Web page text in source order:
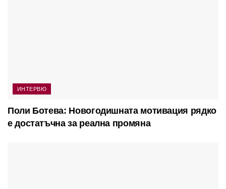
ИНТЕРВЮ
Поли Ботева: Новогодишната мотивация рядко
е достатъчна за реална промяна